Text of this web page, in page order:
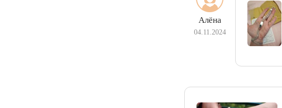
Алёна
04.11.2024